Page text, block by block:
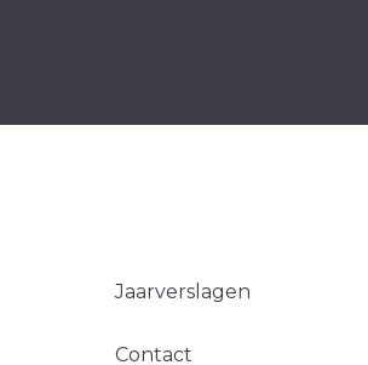
Jaarverslagen
Contact